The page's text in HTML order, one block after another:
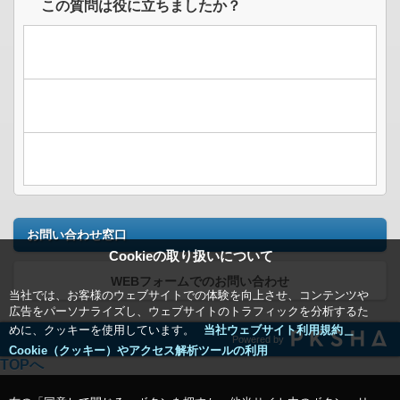
Cookieの取り扱いについて
当社では、お客様のウェブサイトでの体験を向上させ、コンテンツや
広告をパーソナライズし、ウェブサイトのトラフィックを分析するた
めに、クッキーを使用しています。
当社ウェブサイト利用規約＿
Cookie（クッキー）やアクセス解析ツールの利用
この質問は役に立ちましたか？
お問い合わせ窓口
WEBフォームでのお問い合わせ
Powered by
TOPへ